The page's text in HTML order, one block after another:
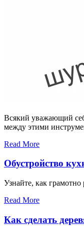
Всякий уважающий
между этими
Read More
Обустройство
Узнайте, как
Read More
Как сделать